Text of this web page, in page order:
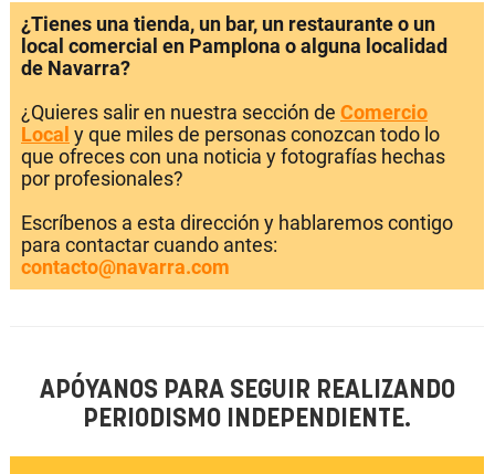
¿Tienes una tienda, un bar, un restaurante o un
local comercial en Pamplona o alguna localidad
de Navarra?
¿Quieres salir en nuestra sección de Comercio
Local y que miles de personas conozcan todo lo
que ofreces con una noticia y fotografías hechas
por profesionales?
Escríbenos a esta dirección y hablaremos contigo
para contactar cuando antes:
contacto@navarra.com
APÓYANOS PARA SEGUIR REALIZANDO
PERIODISMO INDEPENDIENTE.